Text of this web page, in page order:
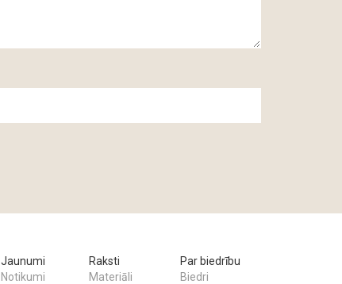
Jaunumi
Notikumi
Raksti
Materiāli
Par biedrību
Biedri